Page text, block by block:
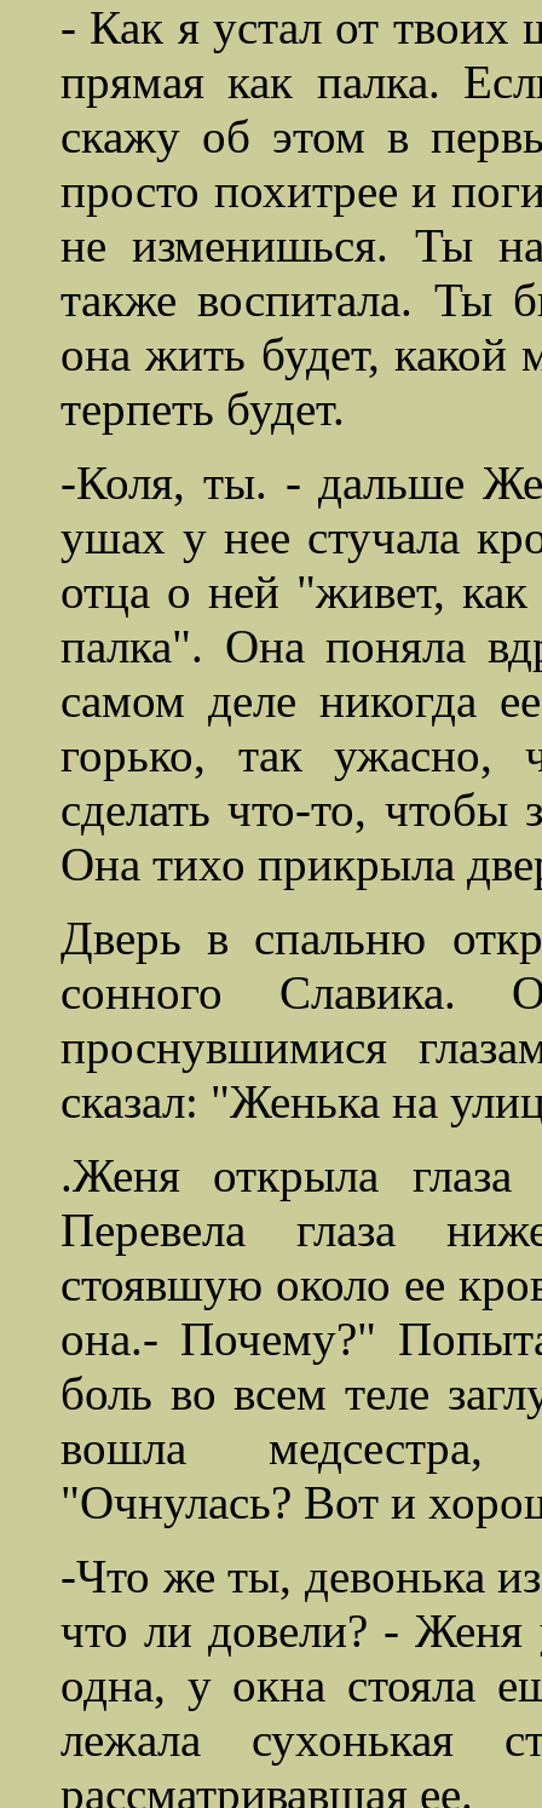
- Как я устал от твоих
прямая как палка.
скажу об этом в
просто похитрее и
не изменишься. Ты
также воспитала. Ты
она жить будет, какой
терпеть будет.
-Коля, ты. - дальше
ушах у нее стучала
отца о ней "живет,
палка". Она поняла
самом деле никогда
горько, так ужасно,
сделать что-то, чтобы
Она тихо прикрыла
Дверь в спальню
сонного
Славика.
проснувшимися
сказал: "Женька на
.Женя открыла
Перевела глаза
стоявшую около ее
она.- Почему?" П
боль во всем теле
вошла медсестра,
"Очнулась? Вот и
-Что же ты, девонька
что ли довели? - Женя
одна, у окна стояла
лежала сухонькая
рассматривавшая ее.